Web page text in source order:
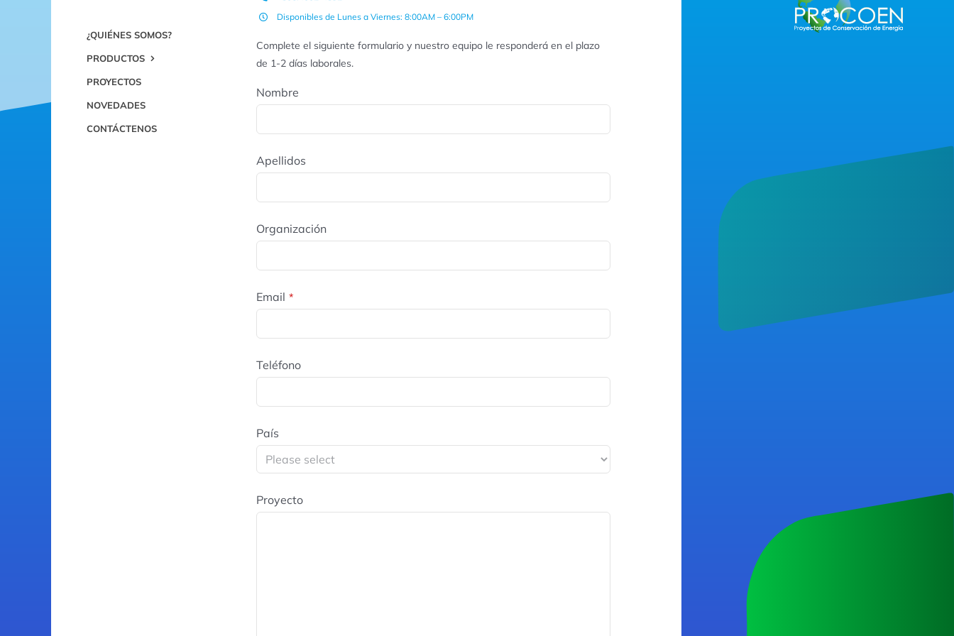
¿QUIÉNES SOMOS?
PRODUCTOS
PROYECTOS
NOVEDADES
CONTÁCTENOS
Disponibles de Lunes a Viernes: 8:00AM – 6:00PM
Complete el siguiente formulario y nuestro equipo le responderá en el plazo
de 1-2 días laborales.
Nombre
Apellidos
Organización
Email *
Teléfono
País
Proyecto